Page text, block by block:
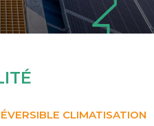
CLIMATISATION